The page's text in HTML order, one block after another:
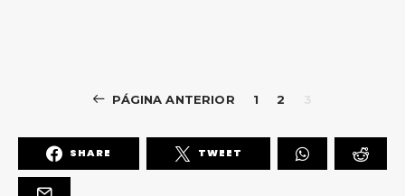
PÁGINA ANTERIOR 1 2 3
SHARE TWEET